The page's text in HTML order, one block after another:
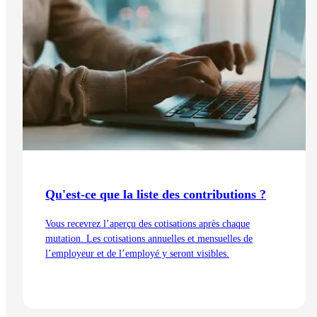
Qu'est-ce que la liste des contributions ?
Vous recevrez l’aperçu des cotisations après chaque
mutation. Les cotisations annuelles et mensuelles de
l’employeur et de l’employé y seront visibles.